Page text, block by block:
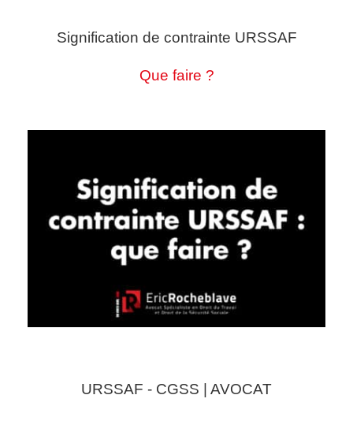
Signification de contrainte URSSAF
Que faire ?
URSSAF - CGSS | AVOCAT